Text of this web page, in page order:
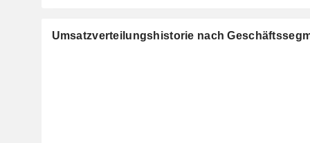
Umsatzverteilungshistorie nach